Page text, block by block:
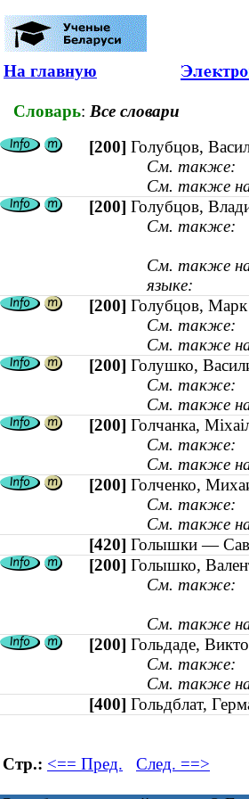
На главную
Словарь: Все словари
[200] Голубцов,
См. также:
См. также на
[200] Голубцов,
См. также:
См. также
языке:
[200] Голубцов,
См. также:
См. также на
[200] Голушко,
См. также:
См. также на
[200] Голчанка,
См. также:
См. также на
[200] Голченко,
См. также:
См. также на
[420] Голышки —
[200] Голышко,
См. также:
См. также на
[200] Гольдаде,
См. также:
См. также на
[400] Гольдблат,
Стр.: <== Пред. След. ==>